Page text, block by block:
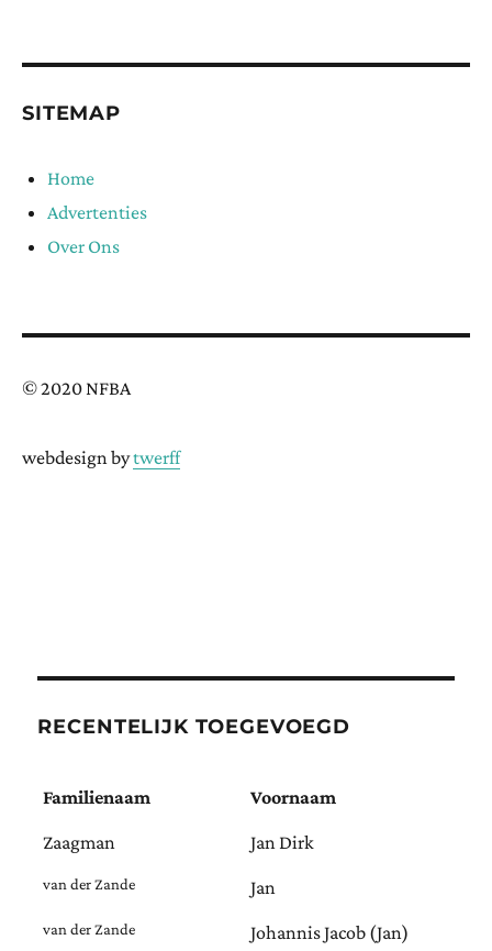
SITEMAP
Home
Advertenties
Over Ons
© 2020 NFBA
webdesign bytwerff
RECENTELIJK TOEGEVOEGD
Familienaam Voornaam
Zaagman Jan Dirk
van der Zande Jan
van der Zande Johannis Jacob (Jan)